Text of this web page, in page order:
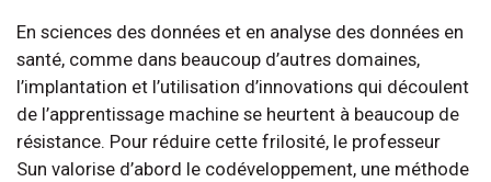
En sciences des données et en analyse des données en
santé, comme dans beaucoup d’autres domaines,
l’implantation et l’utilisation d’innovations qui découlent
de l’apprentissage machine se heurtent à beaucoup de
résistance. Pour réduire cette frilosité, le professeur
Sun valorise d’abord le codéveloppement, une méthode